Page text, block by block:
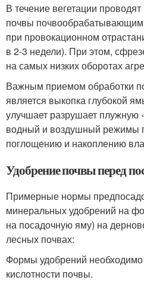
В течение вегетации
почвы
при провокационном
в 2-3 недели). При этом,
на самых низких оборотах
Важным приемом обработки
является выкопка глубокой
улучшает разрушает плужную
водный и воздушный режимы
поглощению и накоплению
Удобрение почвы перед
Примерные нормы
минеральных удобрений на
на посадочную яму) на
лесных почвах:
Формы удобрений необходимо
кислотности почвы.